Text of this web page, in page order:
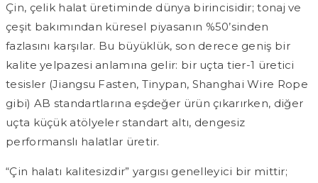
Çin, çelik halat üretiminde dünya birincisidir; tonaj ve
çeşit bakımından küresel piyasanın %50’sinden
fazlasını karşılar. Bu büyüklük, son derece geniş bir
kalite yelpazesi anlamına gelir: bir uçta tier-1 üretici
tesisler (Jiangsu Fasten, Tinypan, Shanghai Wire Rope
gibi) AB standartlarına eşdeğer ürün çıkarırken, diğer
uçta küçük atölyeler standart altı, dengesiz
performanslı halatlar üretir.
“Çin halatı kalitesizdir” yargısı genelleyici bir mittir;